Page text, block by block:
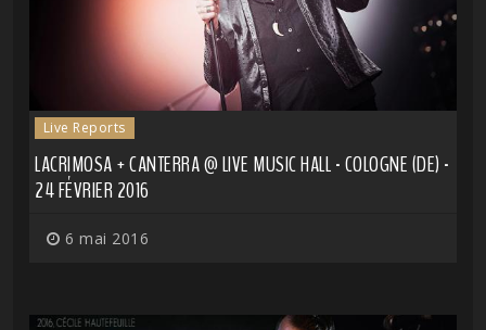
Live Reports
LACRIMOSA + CANTERRA @ LIVE MUSIC HALL - COLOGNE (DE) -
24 FÉVRIER 2016
6 mai 2016